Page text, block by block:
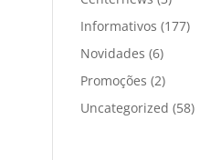
Informativos (177)
Novidades (6)
Promoções (2)
Uncategorized (58)